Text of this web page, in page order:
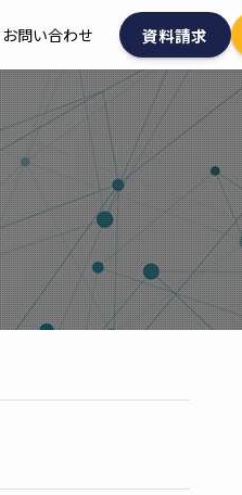
お問い合わせ 資料請求